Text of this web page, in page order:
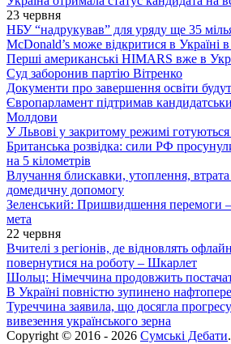
23 червня
НБУ “надрукував” для уряду ще 35
McDonald’s може відкритися в Україні
Перші американські HIMARS вже в
Суд заборонив партію Вітренко
Документи про завершення освіти
Європарламент підтримав
Молдови
У Львові у закритому режимі
Британська розвідка: сили РФ
на 5 кілометрів
Влучання блискавки, утоплення, втрата
домедичну допомогу
Зеленський: Пришвидшення перемоги
мета
22 червня
Вчителі з регіонів, де відновлять
повернутися на роботу – Шкарлет
Шольц: Німеччина продовжить
В Україні повністю зупинено
Туреччина заявила, що досягла
вивезення українського зерна
Copyright © 2016 - 2026 Сумські Дебати.